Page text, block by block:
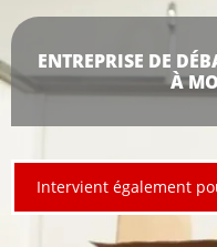
ENTREPRISE DE
À
Intervient également